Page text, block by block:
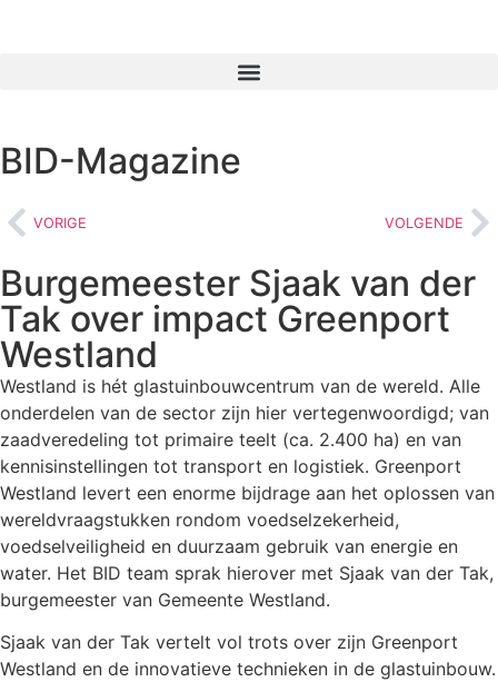
BID-Magazine
VORIGE VOLGENDE
Burgemeester Sjaak van der
Tak over impact Greenport
Westland
Westland is hét glastuinbouwcentrum van de wereld. Alle
onderdelen van de sector zijn hier vertegenwoordigd; van
zaadveredeling tot primaire teelt (ca. 2.400 ha) en van
kennisinstellingen tot transport en logistiek. Greenport
Westland levert een enorme bijdrage aan het oplossen van
wereldvraagstukken rondom voedselzekerheid,
voedselveiligheid en duurzaam gebruik van energie en
water. Het BID team sprak hierover met Sjaak van der Tak,
burgemeester van Gemeente Westland.
Sjaak van der Tak vertelt vol trots over zijn Greenport
Westland en de innovatieve technieken in de glastuinbouw.